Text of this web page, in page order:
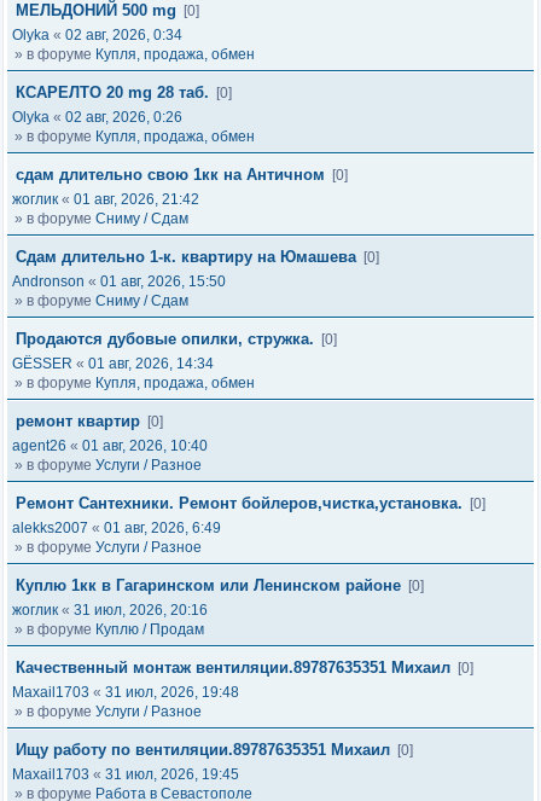
МЕЛЬДОНИЙ 500 mg
[0]
Olyka « 02 авг, 2026, 0:34
» в форуме Купля, продажа, обмен
КСАРЕЛТО 20 mg 28 таб.
[0]
Olyka « 02 авг, 2026, 0:26
» в форуме Купля, продажа, обмен
сдам длительно свою 1кк на Античном
[0]
жоглик « 01 авг, 2026, 21:42
» в форуме Сниму / Сдам
Сдам длительно 1-к. квартиру на Юмашева [0]
Andronson « 01 авг, 2026, 15:50
» в форуме Сниму / Сдам
Продаются дубовые опилки, стружка.
[0]
GЁSSER « 01 авг, 2026, 14:34
» в форуме Купля, продажа, обмен
ремонт квартир [0]
agent26 « 01 авг, 2026, 10:40
» в форуме Услуги / Разное
Ремонт Сантехники. Ремонт бойлеров,чистка,установка.
[0]
alekks2007 « 01 авг, 2026, 6:49
» в форуме Услуги / Разное
Куплю 1кк в Гагаринском или Ленинском районе [0]
жоглик « 31 июл, 2026, 20:16
» в форуме Куплю / Продам
Качественный монтаж вентиляции.89787635351 Михаил [0]
Maxail1703 « 31 июл, 2026, 19:48
» в форуме Услуги / Разное
Ищу работу по вентиляции.89787635351 Михаил [0]
Maxail1703 « 31 июл, 2026, 19:45
» в форуме Работа в Севастополе